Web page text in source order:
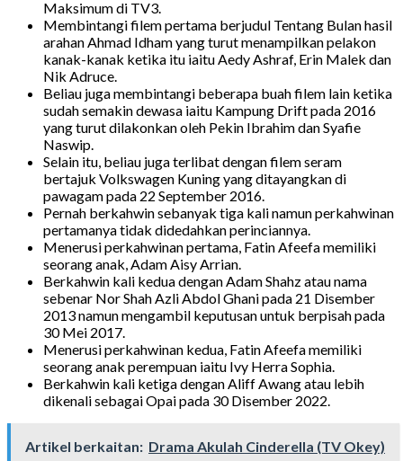
Maksimum di TV3.
Membintangi filem pertama berjudul Tentang Bulan hasil
arahan Ahmad Idham yang turut menampilkan pelakon
kanak-kanak ketika itu iaitu Aedy Ashraf, Erin Malek dan
Nik Adruce.
Beliau juga membintangi beberapa buah filem lain ketika
sudah semakin dewasa iaitu Kampung Drift pada 2016
yang turut dilakonkan oleh Pekin Ibrahim dan Syafie
Naswip.
Selain itu, beliau juga terlibat dengan filem seram
bertajuk Volkswagen Kuning yang ditayangkan di
pawagam pada 22 September 2016.
Pernah berkahwin sebanyak tiga kali namun perkahwinan
pertamanya tidak didedahkan perinciannya.
Menerusi perkahwinan pertama, Fatin Afeefa memiliki
seorang anak, Adam Aisy Arrian.
Berkahwin kali kedua dengan Adam Shahz atau nama
sebenar Nor Shah Azli Abdol Ghani pada 21 Disember
2013 namun mengambil keputusan untuk berpisah pada
30 Mei 2017.
Menerusi perkahwinan kedua, Fatin Afeefa memiliki
seorang anak perempuan iaitu Ivy Herra Sophia.
Berkahwin kali ketiga dengan Aliff Awang atau lebih
dikenali sebagai Opai pada 30 Disember 2022.
Artikel berkaitan: Drama Akulah Cinderella (TV Okey)